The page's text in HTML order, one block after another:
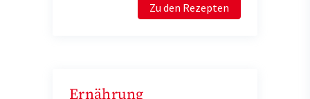
Zu den Rezepten
Ernährung